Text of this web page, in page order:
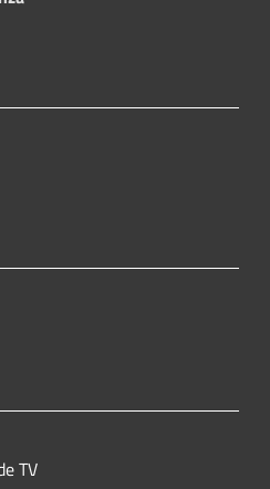
TV